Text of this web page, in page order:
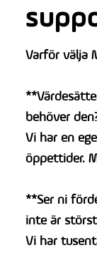
Varför välja
behöver
Vi har en
öppettider.
**Ser ni
inte är
Vi har